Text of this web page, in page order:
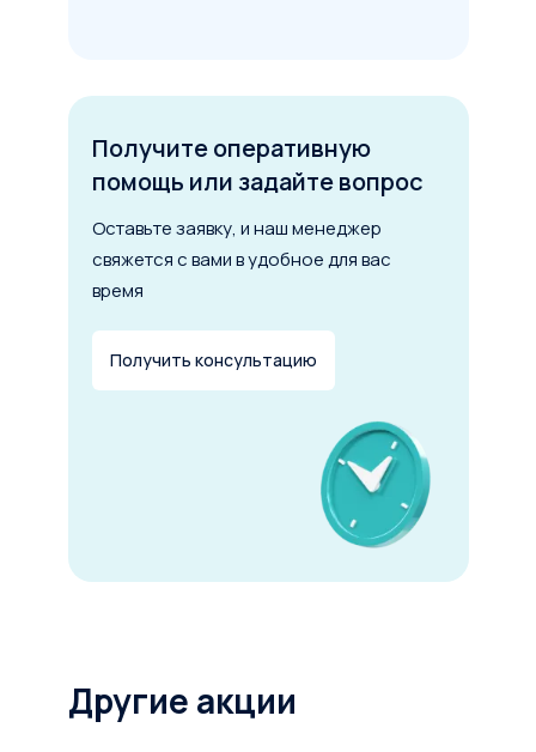
Получите оперативную
помощь или задайте вопрос
Оставьте заявку, и наш менеджер
свяжется с вами в удобное для вас
время
Получить консультацию
Другие акции
5 лет
Рассчитать лизинг